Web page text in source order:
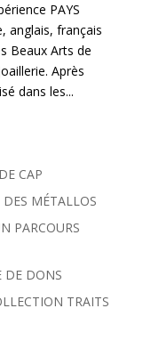
PAYS
anglais, français
Beaux Arts de
Après
dans les...
CAP
MÉTALLOS
PARCOURS
DE DONS
TRAITS